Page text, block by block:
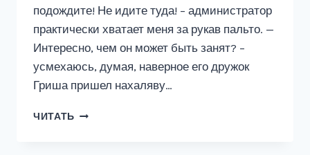
подождите! Не идите туда! – администратор
практически хватает меня за рукав пальто. —
Интересно, чем он может быть занят? –
усмехаюсь, думая, наверное его дружок
Гриша пришел нахаляву…
ЧИТАТЬ РАЗВОД